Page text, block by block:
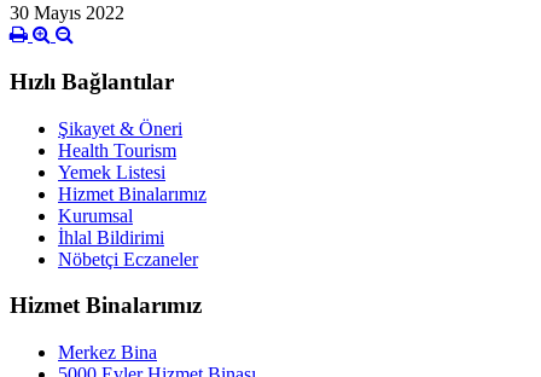
30 Mayıs 2022
Hızlı Bağlantılar
Şikayet & Öneri
Health Tourism
Yemek Listesi
Hizmet Binalarımız
Kurumsal
İhlal Bildirimi
Nöbetçi Eczaneler
Hizmet Binalarımız
Merkez Bina